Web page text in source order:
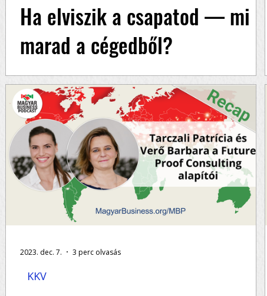
Ha elviszik a csapatod — mi
marad a cégedből?
Sok vállalkozás meglepően törékeny. Nem azért,
mert rossz a termék. Nem azért, mert rosszul
menedzselik. Hanem azért, mert túlságosan...
KKV
2023. dec. 7. 3 perc olvasás